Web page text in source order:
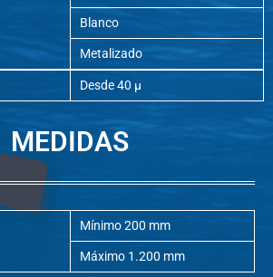
Blanco
Metalizado
Desde 40 µ
MEDIDAS
Mínimo 200 mm
Máximo 1.200 mm